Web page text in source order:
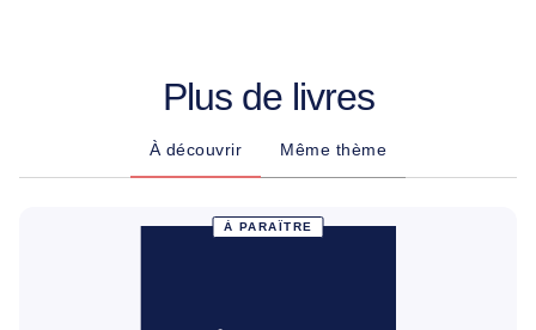
Plus de livres
À découvrir Même thème
À PARAÎTRE